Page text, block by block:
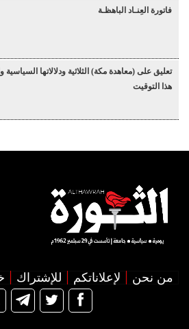
فاتورة العِنـاد الباهظـة
تعليق على (معاهدة مكة) الثلاثية ودلالاتها السياسية
هذا التوقيت
من نحن لإعلاناتكم للإشتراك